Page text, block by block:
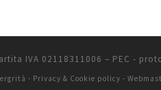
IVA 02118311006 – PEC -
- Privacy & Cookie policy -